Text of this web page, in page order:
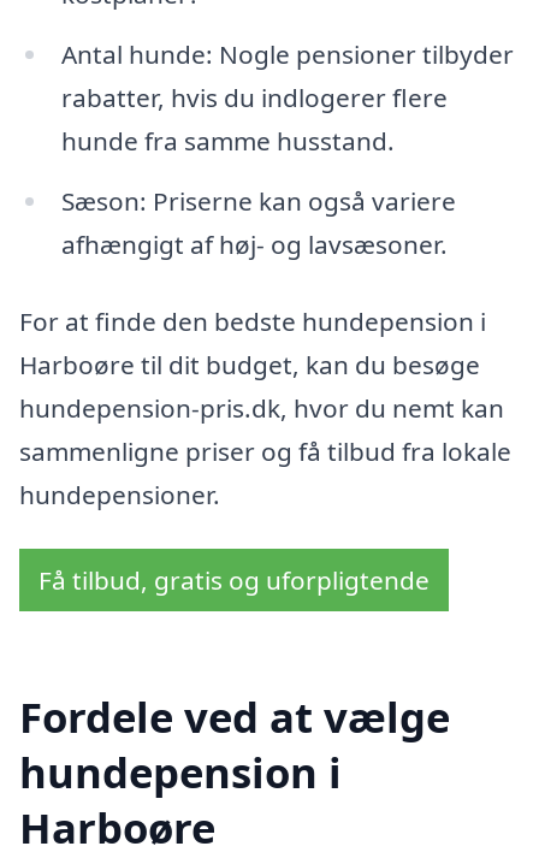
Antal hunde: Nogle pensioner tilbyder
rabatter, hvis du indlogerer flere
hunde fra samme husstand.
Sæson: Priserne kan også variere
afhængigt af høj- og lavsæsoner.
For at finde den bedste hundepension i
Harboøre til dit budget, kan du besøge
hundepension-pris.dk, hvor du nemt kan
sammenligne priser og få tilbud fra lokale
hundepensioner.
Få tilbud, gratis og uforpligtende
Fordele ved at vælge
hundepension i
Harboøre